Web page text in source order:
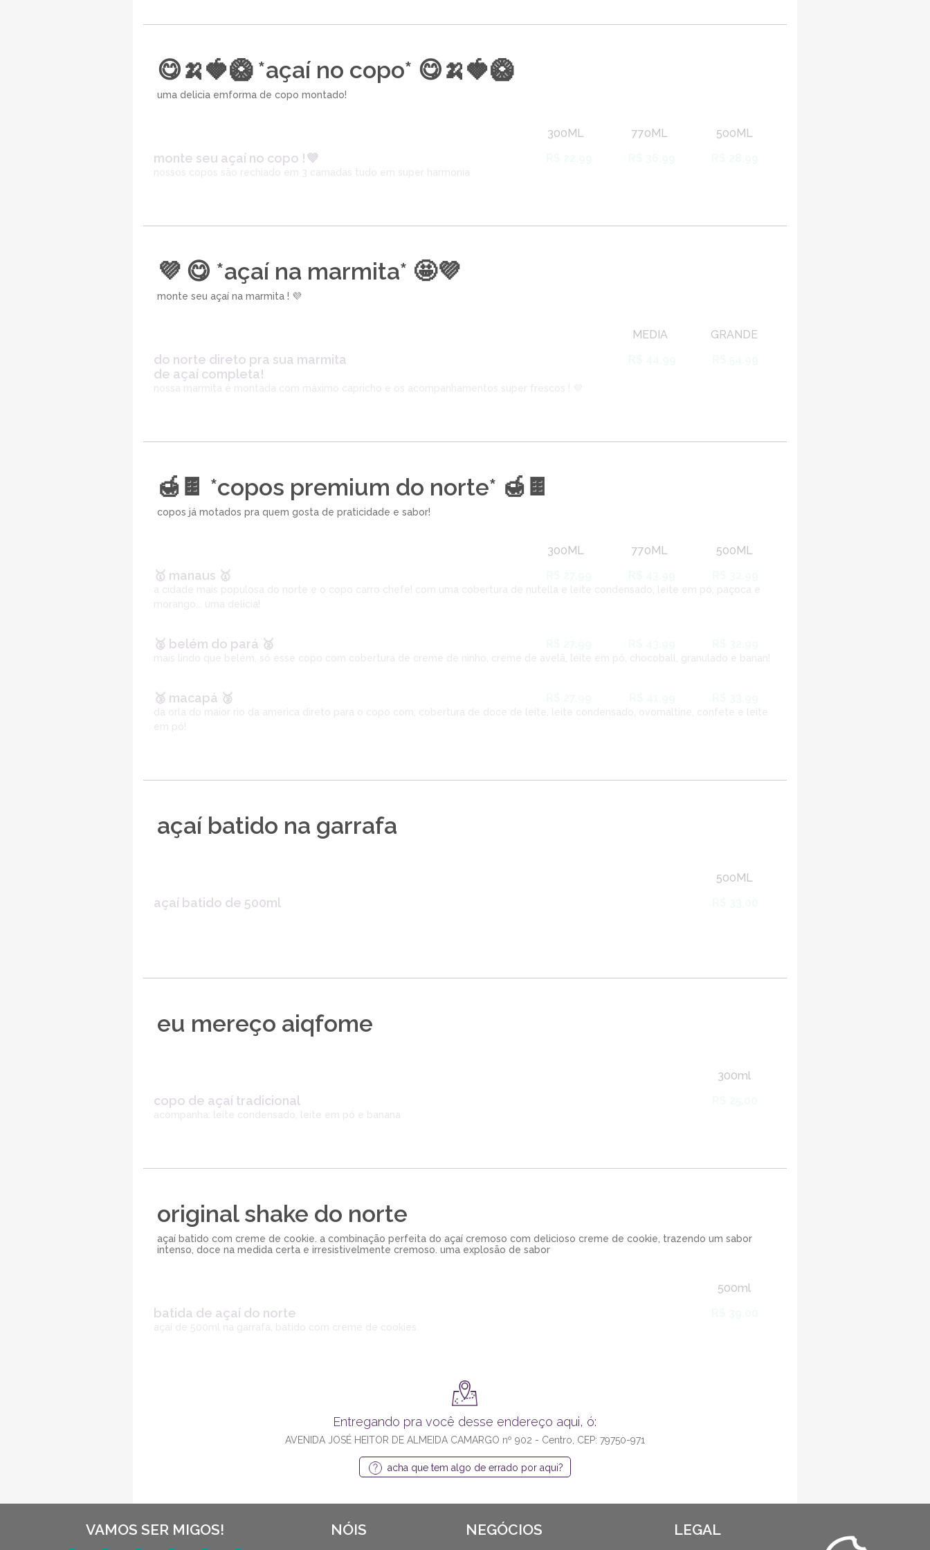
😋🍌🍓🥝 *açaí no copo* 😋🍌🍓🥝
uma delicia emforma de copo montado!
300ML 770ML 500ML
monte seu açaí no copo !💜
nossos copos são rechiado em 3 camadas tudo em super harmonia
💜 😋 *açaí na marmita* 🤩💜
monte seu açaí na marmita ! 💜
MEDIA GRANDE
do norte direto pra sua marmita
de açaí completa!
nossa marmita é montada com máximo capricho e os acompanhamentos super frescos ! 💜
🍯🍫 *copos premium do norte* 🍯🍫
copos já motados pra quem gosta de praticidade e sabor!
300ML 770ML 500ML
🥇 manaus 🥇
a cidade mais populosa do norte e o copo carro chefe! com uma cobertura de nutella e leite condensado, leite em pó, paçoca e
morango... uma delicia!
🥈 belém do pará 🥈
mais lindo que belém, só esse copo com cobertura de creme de ninho, creme de avelã, leite em pó, chocoball, granulado e banan!
🥉 macapá 🥉
da orla do maior rio da america direto para o copo com, cobertura de doce de leite, leite condensado, ovomaltine, confete e leite
açaí batido na garrafa
500ML
açaí batido de 500ml
eu mereço aiqfome
300ml
copo de açaí tradicional
acompanha: leite condensado, leite em pó e banana
original shake do norte
açaí batido com creme de cookie. a combinação perfeita do açaí cremoso com delicioso creme de cookie, trazendo um sabor
intenso, doce na medida certa e irresistivelmente cremoso. uma explosão de sabor
500ml
batida de açaí do norte
açaí de 500ml na garrafa, batido com creme de cookies
Entregando pra você desse endereço aqui, ó:
AVENIDA JOSÉ HEITOR DE ALMEIDA CAMARGO nº 902 - Centro, CEP: 79750-971
acha que tem algo de errado por aqui?
VAMOS SER MIGOS! NÓIS NEGÓCIOS LEGAL